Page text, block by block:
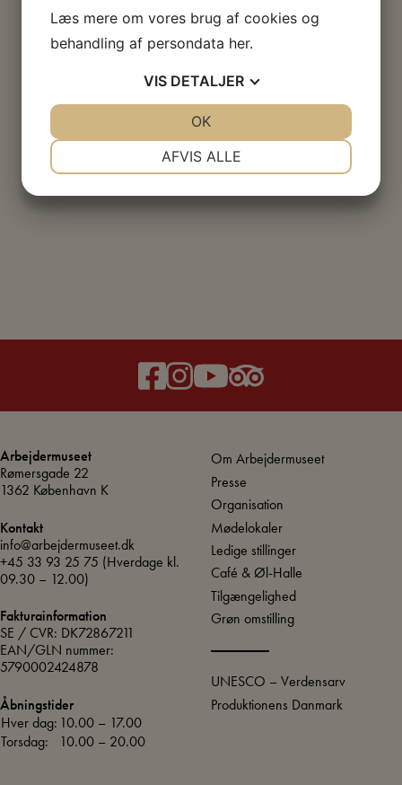
Arbejdermuseet
Rømersgade 22
1362 København K
Kontakt
info@arbejdermuseet.dk
+45 33 93 25 75 (Hverdage kl.
09.30 – 12.00)
Fakturainformation
SE / CVR: DK72867211
EAN/GLN nummer:
5790002424878
Åbningstider
Hver dag: 10.00 – 17.00
Torsdag:
10.00 – 20.00
Om Arbejdermuseet
Presse
Organisation
Mødelokaler
Ledige stillinger
Café & Øl-Halle
Tilgængelighed
Grøn omstilling
UNESCO – Verdensarv
Produktionens Danmark
Læs mere om vores brug af cookies og
behandling af persondata her.
VIS DETALJER
AFVIS ALLE
OK